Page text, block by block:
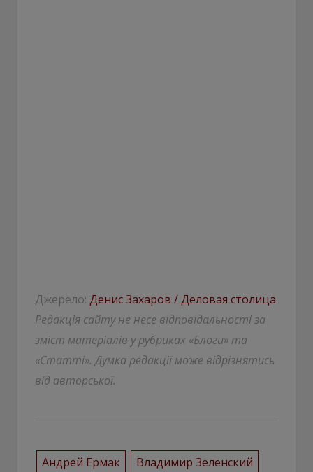
Джерело: Денис Захаров / Деловая столица
Редакція сайту не несе відповідальності за
зміст матеріалів у рубриках «Блоги» та
«Статті». Думка редакції може відрізнятись
від авторської.
Андрей Ермак
Владимир Зеленский